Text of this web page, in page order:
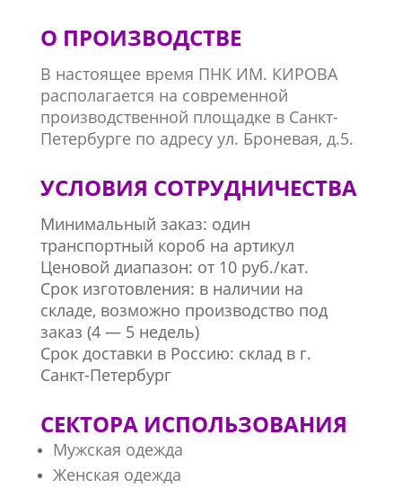
О ПРОИЗВОДСТВЕ
В настоящее время ПНК ИМ. КИРОВА
располагается на современной
производственной площадке в Санкт-
Петербурге по адресу ул. Броневая, д.5.
УСЛОВИЯ СОТРУДНИЧЕСТВА
Минимальный заказ: один
транспортный короб на артикул
Ценовой диапазон: от 10 руб./кат.
Срок изготовления: в наличии на
складе, возможно производство под
заказ (4 — 5 недель)
Срок доставки в Россию: склад в г.
Санкт-Петербург
СЕКТОРА ИСПОЛЬЗОВАНИЯ
Мужская одежда
Женская одежда